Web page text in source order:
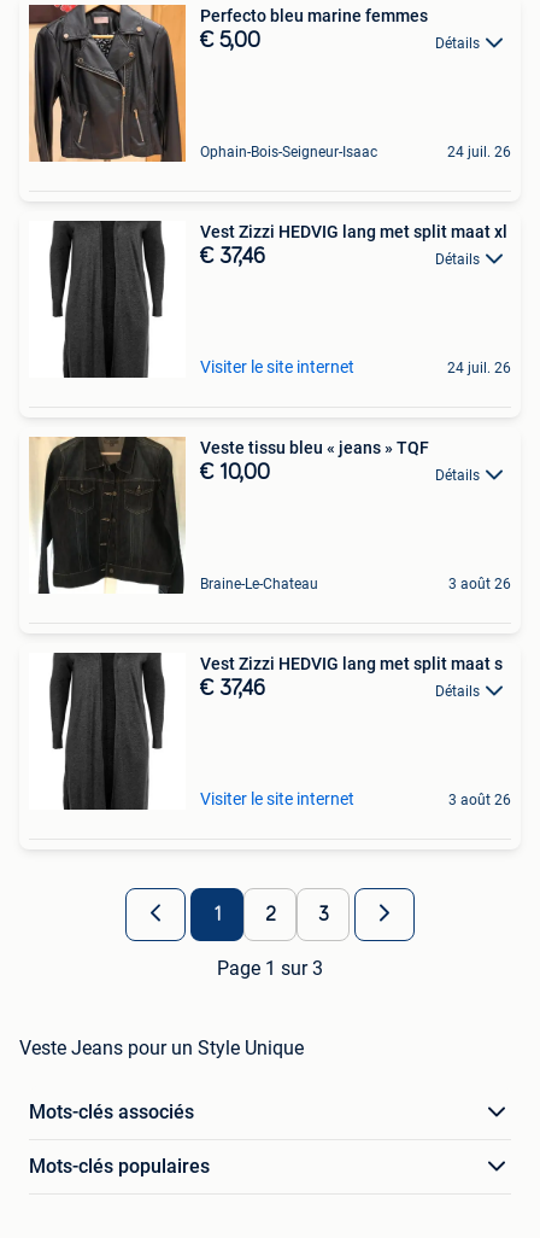
Perfecto bleu marine femmes
€ 5,00 Détails
Ophain-Bois-Seigneur-Isaac 24 juil. 26
Vest Zizzi HEDVIG lang met split maat xl
€ 37,46 Détails
Visiter le site internet 24 juil. 26
Veste tissu bleu « jeans » TQF
€ 10,00 Détails
Braine-Le-Chateau 3 août 26
Vest Zizzi HEDVIG lang met split maat s
€ 37,46 Détails
Visiter le site internet 3 août 26
1 2 3
Page 1 sur 3
Veste Jeans pour un Style Unique
Mots-clés associés
Mots-clés populaires